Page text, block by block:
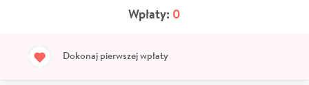
Wpłaty: 0
Dokonaj pierwszej wpłaty